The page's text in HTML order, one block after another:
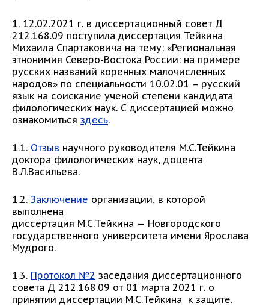
1. 12.02.2021 г. в диссертационный совет Д
212.168.09 поступила диссертация Тейкина
Михаила Спартаковича на тему: «Региональная
этнонимия Северо-Востока России: на примере
русских названий коренных малочисленных
народов» по специальности 10.02.01 – русский
язык на соискание ученой степени кандидата
филологических наук. С диссертацией можно
ознакомиться здесь.
1.1. Отзыв научного руководителя М.С.Тейкина
доктора филологических наук, доцента
В.Л.Васильева.
1.2. Заключение организации, в которой
выполнена
диссертация М.С.Тейкина — Новгородского
государственного университета имени Ярослава
Мудрого.
1.3. Протокол №2 заседания диссертационного
совета Д 212.168.09 от 01 марта 2021 г. о
принятии диссертации М.С.Тейкина к защите.